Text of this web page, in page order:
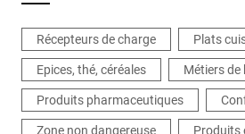
Récepteurs de charge
Plats
Epices, thé, céréales
Métiers de
Produits pharmaceutiques
Zone non dangereuse
Produits